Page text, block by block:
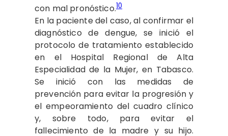
con mal pronóstico.10
En la paciente del caso, al confirmar el
diagnóstico de dengue, se inició el
protocolo de tratamiento establecido
en el Hospital Regional de Alta
Especialidad de la Mujer, en Tabasco.
Se inició con las medidas de
prevención para evitar la progresión y
el empeoramiento del cuadro clínico
y, sobre todo, para evitar el
fallecimiento de la madre y su hijo.